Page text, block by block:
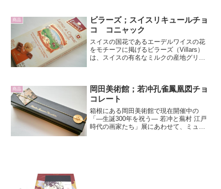
まったのですね。カカオ豆の...
商品
ビラーズ；スイスリキュールチョ
コ コニャック
スイスの国花であるエーデルワイスの花
をモチーフに掲げるビラーズ（Villars）
は、スイスの有名なミルクの産地グリュ
商品
岡田美術館；若冲孔雀鳳凰図チョ
コレート
箱根にある岡田美術館で現在開催中の
「—生誕300年を祝う— 若冲と蕪村 江戸
時代の画家たち」展にあわせて、ミュー